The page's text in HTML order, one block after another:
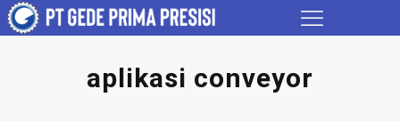
aplikasi conveyor